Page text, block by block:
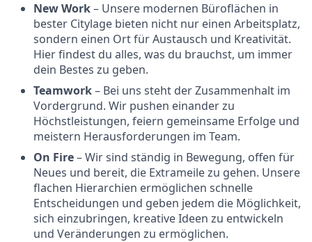
New Work– Unsere modernen Büroflächen in
bester Citylage bieten nicht nur einen Arbeitsplatz,
sondern einen Ort für Austausch und Kreativität.
Hier findest du alles, was du brauchst, um immer
dein Bestes zu geben.
Teamwork– Bei uns steht der Zusammenhalt im
Vordergrund. Wir pushen einander zu
Höchstleistungen, feiern gemeinsame Erfolge und
meistern Herausforderungen im Team.
On Fire– Wir sind ständig in Bewegung, offen für
Neues und bereit, die Extrameile zu gehen. Unsere
flachen Hierarchien ermöglichen schnelle
Entscheidungen und geben jedem die Möglichkeit,
sich einzubringen, kreative Ideen zu entwickeln
und Veränderungen zu ermöglichen.